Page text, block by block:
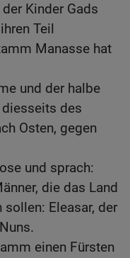
Kinder Gads
Teil
Manasse hat
und der halbe
des
Osten, gegen
und sprach:
die das Land
sollen: Eleasar, der
einen Fürsten